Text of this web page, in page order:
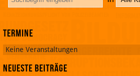
Termine
Keine Veranstaltungen
Neueste Beiträge